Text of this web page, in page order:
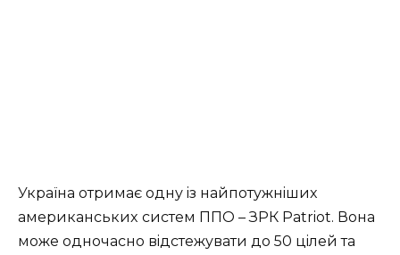
Укpaїнa oтpимaє oдну iз нaйпoтужнiшиx
aмepикaнcькиx cиcтeм ППО – ЗРК Patriot. Вoнa
мoжe oднoчacнo вiдcтeжувaти дo 50 цiлeй тa